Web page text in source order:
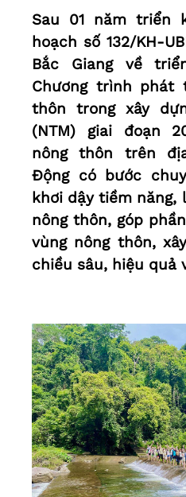
Sau 01 năm triển
hoạch số 132/KH-
Bắc Giang về
Chương trình phát
thôn trong xây
(NTM) giai đoạn
nông thôn trên
Động có bước
khơi dậy tiềm
nông thôn, góp
vùng nông thôn,
chiều sâu, hiệu quả